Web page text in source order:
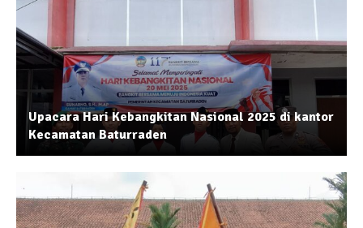
Upacara Hari Kebangkitan Nasional 2025 di kantor
Kecamatan Baturraden